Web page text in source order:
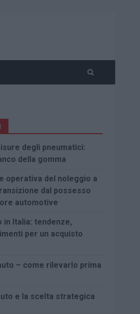
degli pneumatici:
della gomma
operativa del noleggio a
dal possesso
automotive
in Italia: tendenze,
per un acquisto
– come rilevarlo prima
e la scelta strategica